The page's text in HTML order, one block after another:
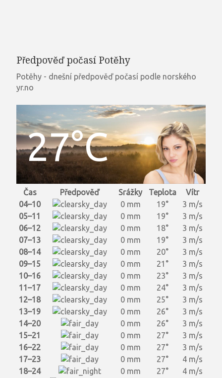
Předpověď počasí Potěhy
Potěhy - dnešní předpověď počasí podle norského
yr.no
27°C
Čas Předpověď Srážky Teplota
Vítr
04–10
0 mm 19°
3 m/s
05–11
0 mm 19°
3 m/s
06–12
0 mm 18°
3 m/s
07–13
0 mm 19°
3 m/s
08–14
0 mm 20°
3 m/s
09–15
0 mm 21°
3 m/s
10–16
0 mm 23°
3 m/s
11–17
0 mm 24°
3 m/s
12–18
0 mm 25°
3 m/s
13–19
0 mm 26°
3 m/s
14–20
0 mm 26°
3 m/s
15–21
0 mm 27°
3 m/s
16–22
0 mm 27°
3 m/s
17–23
0 mm 27°
4 m/s
18–24
0 mm 27°
4 m/s